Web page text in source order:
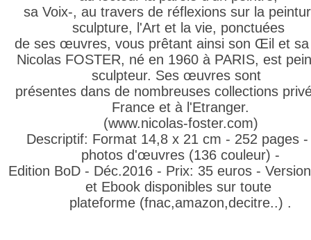
sa Voix-, au travers de réflexions sur la
sculpture, l'Art et la vie, ponctuées
de ses œuvres, vous prêtant ainsi son Œil et sa
Nicolas FOSTER, né en 1960 à PARIS, est
sculpteur. Ses œuvres sont
présentes dans de nombreuses collections
France et à l'Etranger.
(www.nicolas-foster.com)
Descriptif: Format 14,8 x 21 cm - 252 pages -
photos d'œuvres (136 couleur) -
Edition BoD - Déc.2016 - Prix: 35 euros -
et Ebook disponibles sur toute
plateforme (fnac,amazon,decitre..) .